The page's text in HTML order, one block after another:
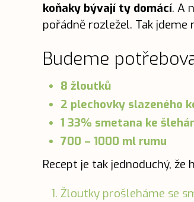
koňaky bývají ty domácí. A
pořádně rozležel. Tak jdeme
Budeme
8 žloutků
2 plechovky slazeného
1 33% smetana ke
700 – 1000 ml rumu
Recept je tak jednoduchý, že
Žloutky prošleháme se